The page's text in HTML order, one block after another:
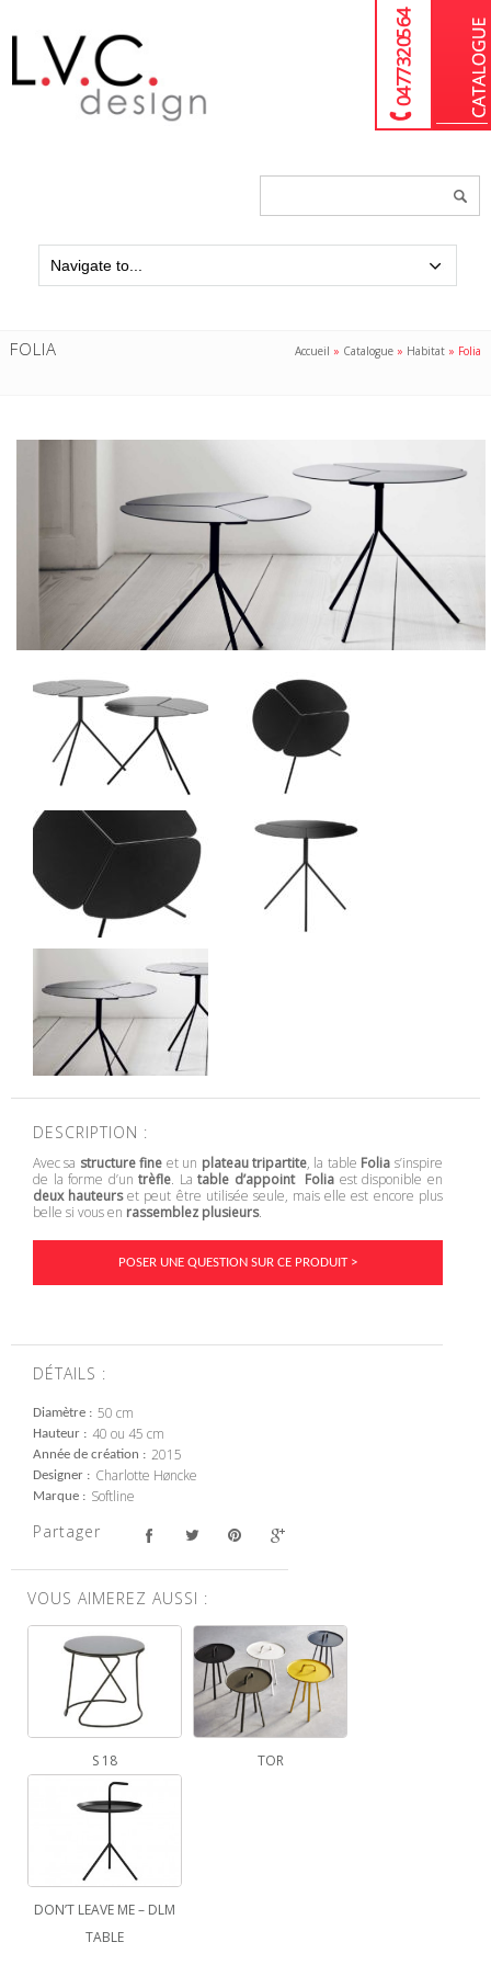
04 77 32 05 64
FOLIA Accueil » Catalogue » Habitat » Folia
DESCRIPTION :
Avec sa structure fine et un plateau tripartite, la table Folia s’inspire
de la forme d’untrèfle. Latable d’appoint Folia est disponible en
deux hauteurset peut être utilisée seule, mais elle est encore plus
belle si vous en rassemblez plusieurs.
POSER UNE QUESTION SUR CE PRODUIT >
DÉTAILS :
Diamètre 50 cm
Hauteur 40 ou 45 cm
Année de création 2015
Designer Charlotte Høncke
Marque Softline
Partager
VOUS AIMEREZ AUSSI :
S 18 TOR
DON’T LEAVE ME – DLM
TABLE